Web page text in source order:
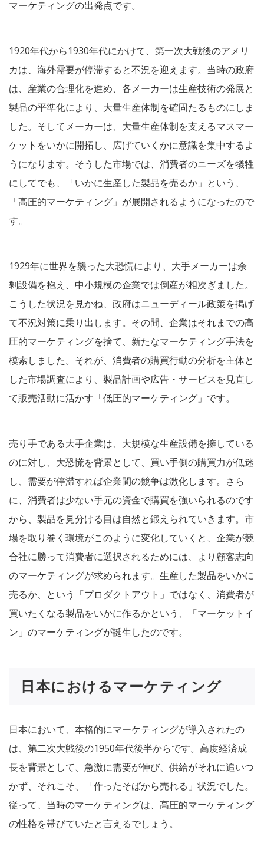
マーケティングの出発点です。
1920年代から1930年代にかけて、第一次大戦後のアメリ
カは、海外需要が停滞すると不況を迎えます。当時の政府
は、産業の合理化を進め、各メーカーは生産技術の発展と
製品の平準化により、大量生産体制を確固たるものにしま
した。そしてメーカーは、大量生産体制を支えるマスマー
ケットをいかに開拓し、広げていくかに意識を集中するよ
うになります。そうした市場では、消費者のニーズを犠牲
にしてでも、「いかに生産した製品を売るか」という、
「高圧的マーケティング」が展開されるようになったので
す。
1929年に世界を襲った大恐慌により、大手メーカーは余
剰設備を抱え、中小規模の企業では倒産が相次ぎました。
こうした状況を見かね、政府はニューディール政策を掲げ
て不況対策に乗り出します。その間、企業はそれまでの高
圧的マーケティングを捨て、新たなマーケティング手法を
模索しました。それが、消費者の購買行動の分析を主体と
した市場調査により、製品計画や広告・サービスを見直し
て販売活動に活かす「低圧的マーケティング」です。
売り手である大手企業は、大規模な生産設備を擁している
のに対し、大恐慌を背景として、買い手側の購買力が低迷
し、需要が停滞すれば企業間の競争は激化します。さら
に、消費者は少ない手元の資金で購買を強いられるのです
から、製品を見分ける目は自然と鍛えられていきます。市
場を取り巻く環境がこのように変化していくと、企業が競
合社に勝って消費者に選択されるためには、より顧客志向
のマーケティングが求められます。生産した製品をいかに
売るか、という「プロダクトアウト」ではなく、消費者が
買いたくなる製品をいかに作るかという、「マーケットイ
ン」のマーケティングが誕生したのです。
日本におけるマーケティング
日本において、本格的にマーケティングが導入されたの
は、第二次大戦後の1950年代後半からです。高度経済成
長を背景として、急激に需要が伸び、供給がそれに追いつ
かず、それこそ、「作ったそばから売れる」状況でした。
従って、当時のマーケティングは、高圧的マーケティング
の性格を帯びていたと言えるでしょう。